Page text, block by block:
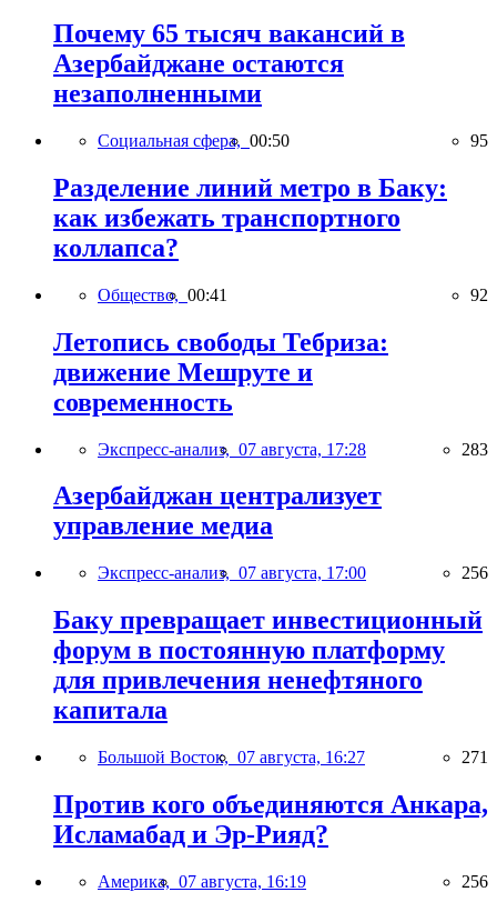
Почему 65 тысяч вакансий в
Азербайджане остаются
незаполненными
Социальная сфера, 00:50 95
Разделение линий метро в Баку:
как избежать транспортного
коллапса?
Общество, 00:41 92
Летопись свободы Тебриза:
движение Мешруте и
современность
Экспресс-анализ, 07 августа, 17:28 283
Азербайджан централизует
управление медиа
Экспресс-анализ, 07 августа, 17:00 256
Баку превращает инвестиционный
форум в постоянную платформу
для привлечения ненефтяного
капитала
Большой Восток, 07 августа, 16:27 271
Против кого объединяются Анкара,
Исламабад и Эр-Рияд?
Америка, 07 августа, 16:19 256